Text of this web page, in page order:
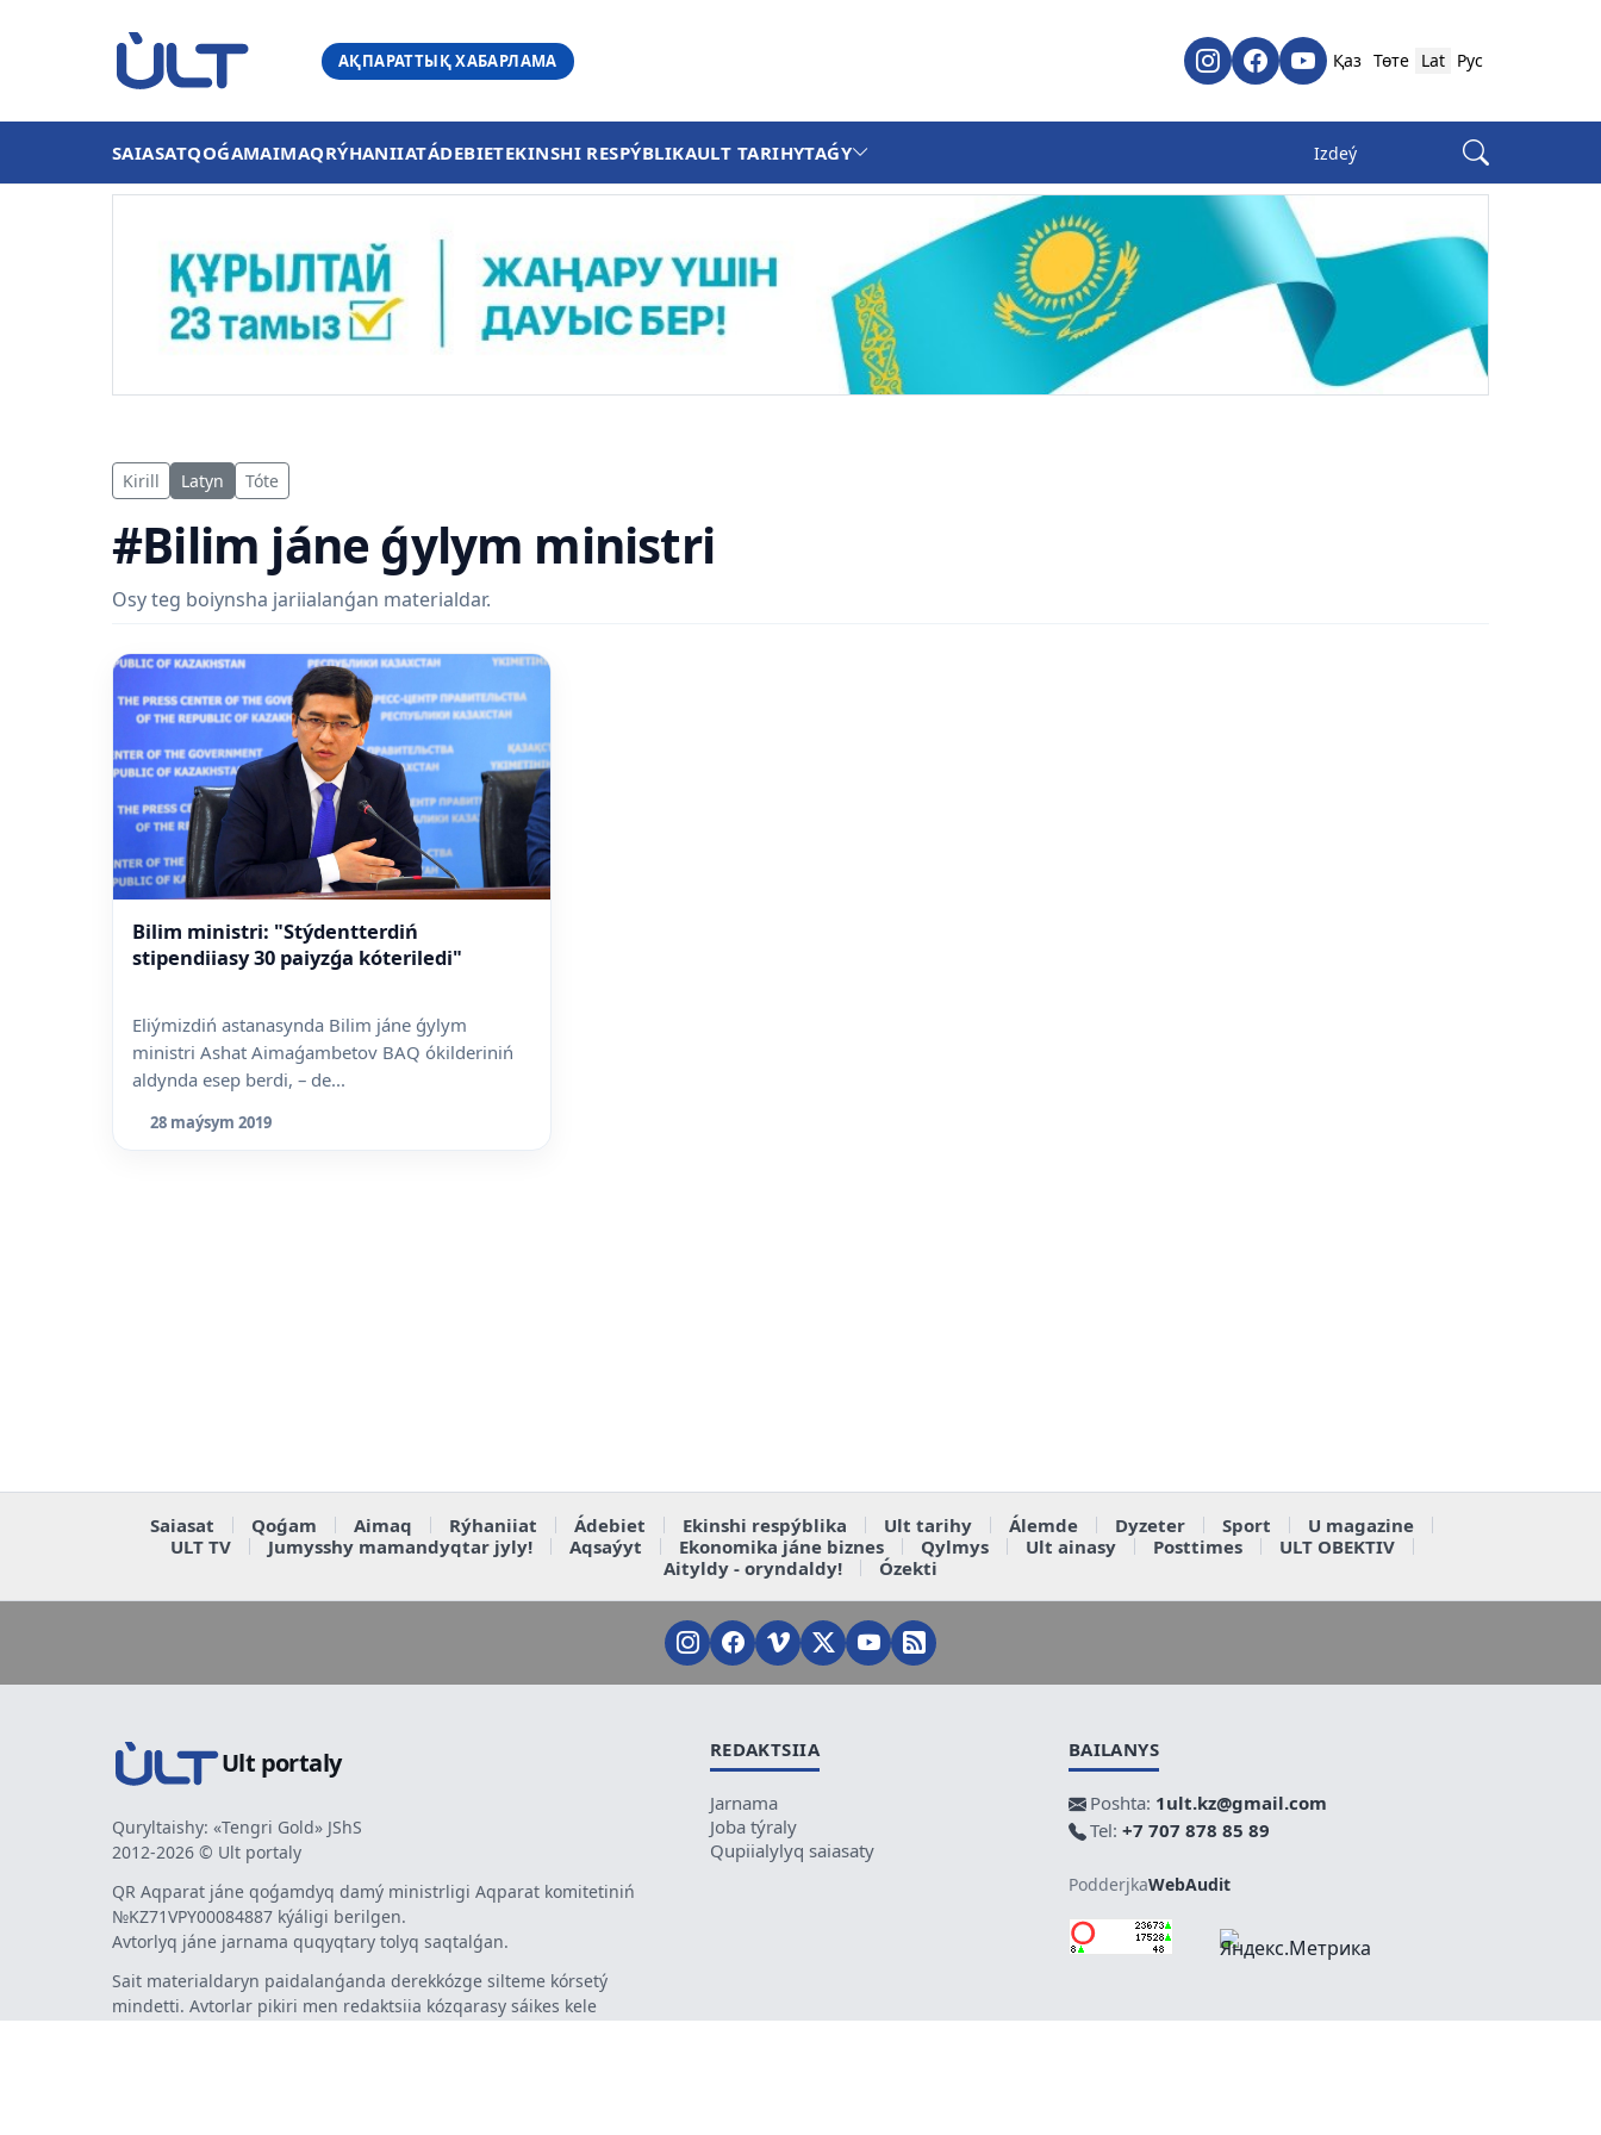
АҚПАРАТТЫҚ ХАБАРЛАМА Қаз Төте Lat Рус
SAIASATQOǴAMAIMAQRÝHANIIATÁDEBIETEKINSHI RESPÝBLIKAULT TARIHYTAǴY
Kirill Latyn Tóte
#Bilim jáne ǵylym ministri
Osy teg boiynsha jariialanǵan materialdar.
Bilim ministri: "Stýdentterdiń
stipendiiasy 30 paiyzǵa kóteriledi"
Eliýmizdiń astanasynda Bilim jáne ǵylym
ministri Ashat Aimaǵambetov BAQ ókilderiniń
aldynda esep berdi, – de...
28 maýsym 2019
Saiasat Qoǵam Aimaq Rýhaniiat Ádebiet Ekinshi respýblika Ult tarihy Álemde Dyzeter Sport
U magazine
ULT TV
Jumysshy mamandyqtar jyly! Aqsaýyt Ekonomika jáne biznes Qylmys Ult ainasy Posttimes
ULT OBEKTIV
Aityldy - oryndaldy!
Ózekti
Ult portaly
Quryltaishy: «Tengri Gold» JShS
2012-2026 © Ult portaly
QR Aqparat jáne qoǵamdyq damý ministrligi Aqparat komitetiniń
№KZ71VPY00084887 kýáligi berilgen.
Avtorlyq jáne jarnama quqyqtary tolyq saqtalǵan.
Sait materialdaryn paidalanǵanda derekkózge silteme kórsetý
mindetti. Avtorlar pikiri men redaktsiia kózqarasy sáikes kele
REDAKTSIIA
Jarnama
Joba týraly
Qupiialylyq saiasaty
BAILANYS
Poshta: 1ult.kz@gmail.com
Tel: +7 707 878 85 89
PodderjkaWebAudit